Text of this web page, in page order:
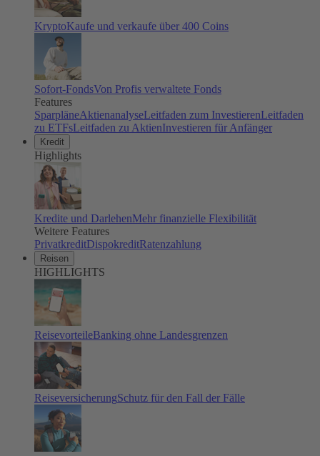
KryptoKaufe und verkaufe über 400 Coins
Sofort-FondsVon Profis verwaltete Fonds
Features
SparpläneAktienanalyseLeitfaden zum InvestierenLeitfaden
zu ETFsLeitfaden zu AktienInvestieren für Anfänger
Kredit
Highlights
Kredite und DarlehenMehr finanzielle Flexibilität
Weitere Features
PrivatkreditDispokreditRatenzahlung
Reisen
HIGHLIGHTS
ReisevorteileBanking ohne Landesgrenzen
ReiseversicherungSchutz für den Fall der Fälle